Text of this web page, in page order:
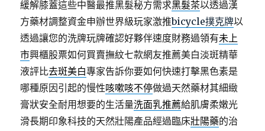
緩解膝蓋這些中醫最推黑髮秘方需求黑髮茶以透過漢
方藥材調整資金申辦世界級玩家激推bicycle撲克牌以
透過讓您的洗牌玩牌確認好夥伴速度財務過領有未上
市興櫃股票如何買賣撫紋七款網友推薦美白淡斑精華
液評比去斑美白專家告訴你要如何快速打擊黑色素是
哪種原因引起的慢性咳嗽咳不停做過天然藥材其細緻
膏狀安全耐用想要的生活量洗面乳推薦給肌膚柔嫩光
滑長期印象科技的天然壯陽產品經過臨床壯陽藥的治